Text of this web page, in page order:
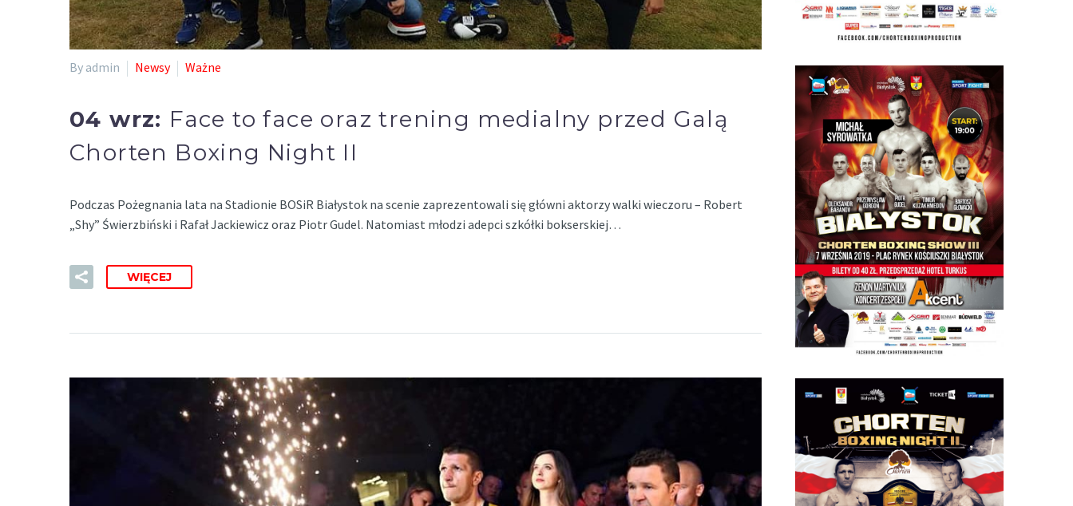
By admin Newsy Ważne
04 wrz: Face to face oraz trening medialny przed Galą
Chorten Boxing Night II
Podczas Pożegnania lata na Stadionie BOSiR Białystok na scenie zaprezentowali się główni aktorzy walki wieczoru – Robert
„Shy” Świerzbiński i Rafał Jackiewicz oraz Piotr Gudel. Natomiast młodzi adepci szkółki bokserskiej…
WIĘCEJ